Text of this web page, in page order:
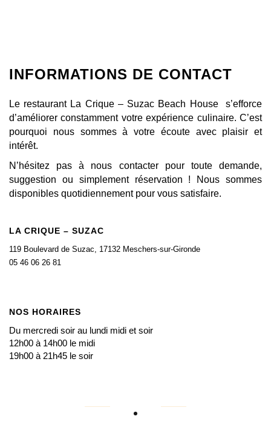
INFORMATIONS DE CONTACT
Le restaurant La Crique – Suzac Beach House s’efforce
d’améliorer constamment votre expérience culinaire. C’est
pourquoi nous sommes à votre écoute avec plaisir et
intérêt.
N’hésitez pas à nous contacter pour toute demande,
suggestion ou simplement réservation ! Nous sommes
disponibles quotidiennement pour vous satisfaire.
LA CRIQUE – SUZAC
119 Boulevard de Suzac, 17132 Meschers-sur-Gironde
05 46 06 26 81
NOS HORAIRES
Du mercredi soir au lundi midi et soir
12h00 à 14h00 le midi
19h00 à 21h45 le soir